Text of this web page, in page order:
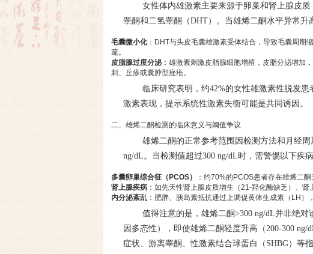
女性体内雄激素主要来源于卵巢和肾上腺皮
睾酮和二氢睾酮（DHT）。当雄烯二酮水平异常升
毛囊微小化：DHT与头皮毛囊雄激素受体结合，导致毛囊周期
疏。
皮脂腺过度分泌：雄激素刺激皮脂腺细胞增殖，皮脂分泌增加
刺、丘疹或囊肿型痤疮。
临床研究表明，约42%的女性雄激素性脱发
激素表现，提示系统性激素失衡可能是共同诱因。
二、雄烯二酮检测的临床意义与阈值争议
雄烯二酮的正常参考范围因检测方法和月经
ng/dL。当检测值超过300 ng/dL时，需警惕以下疾病
多囊卵巢综合征（PCOS）
：约70%的PCOS患者存在雄烯二
肾上腺疾病 ：如先天性肾上腺皮质增生（21-羟化酶缺乏）、
内分泌紊乱 ：肥胖、胰岛素抵抗通过上调促黄体生成素（LH）
值得注意的是，雄烯二酮>300 ng/dL并非绝
因多态性），即使雄烯二酮轻度升高（200-300
症状、游离睾酮、性激素结合球蛋白（SHBG）等指